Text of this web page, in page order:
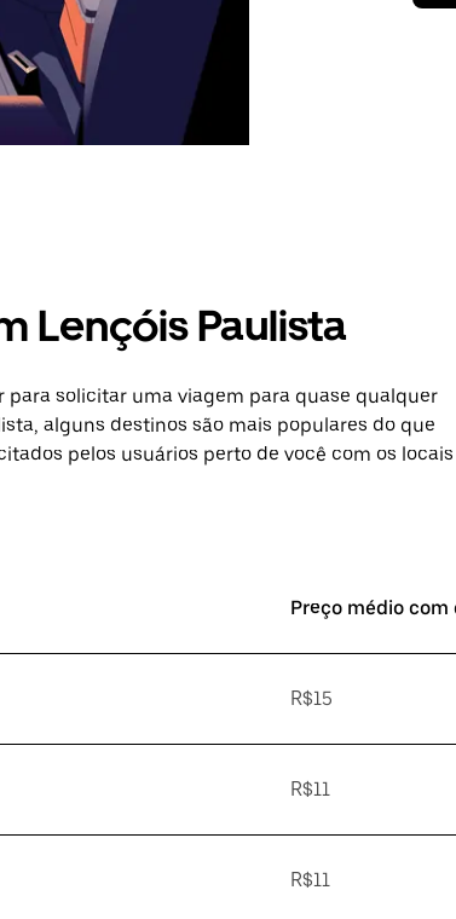
Lençóis Paulista
para solicitar uma viagem para quase qualquer
alguns destinos são mais populares do que
pelos usuários perto de você com os
Preço médio com
R$15
R$11
R$11